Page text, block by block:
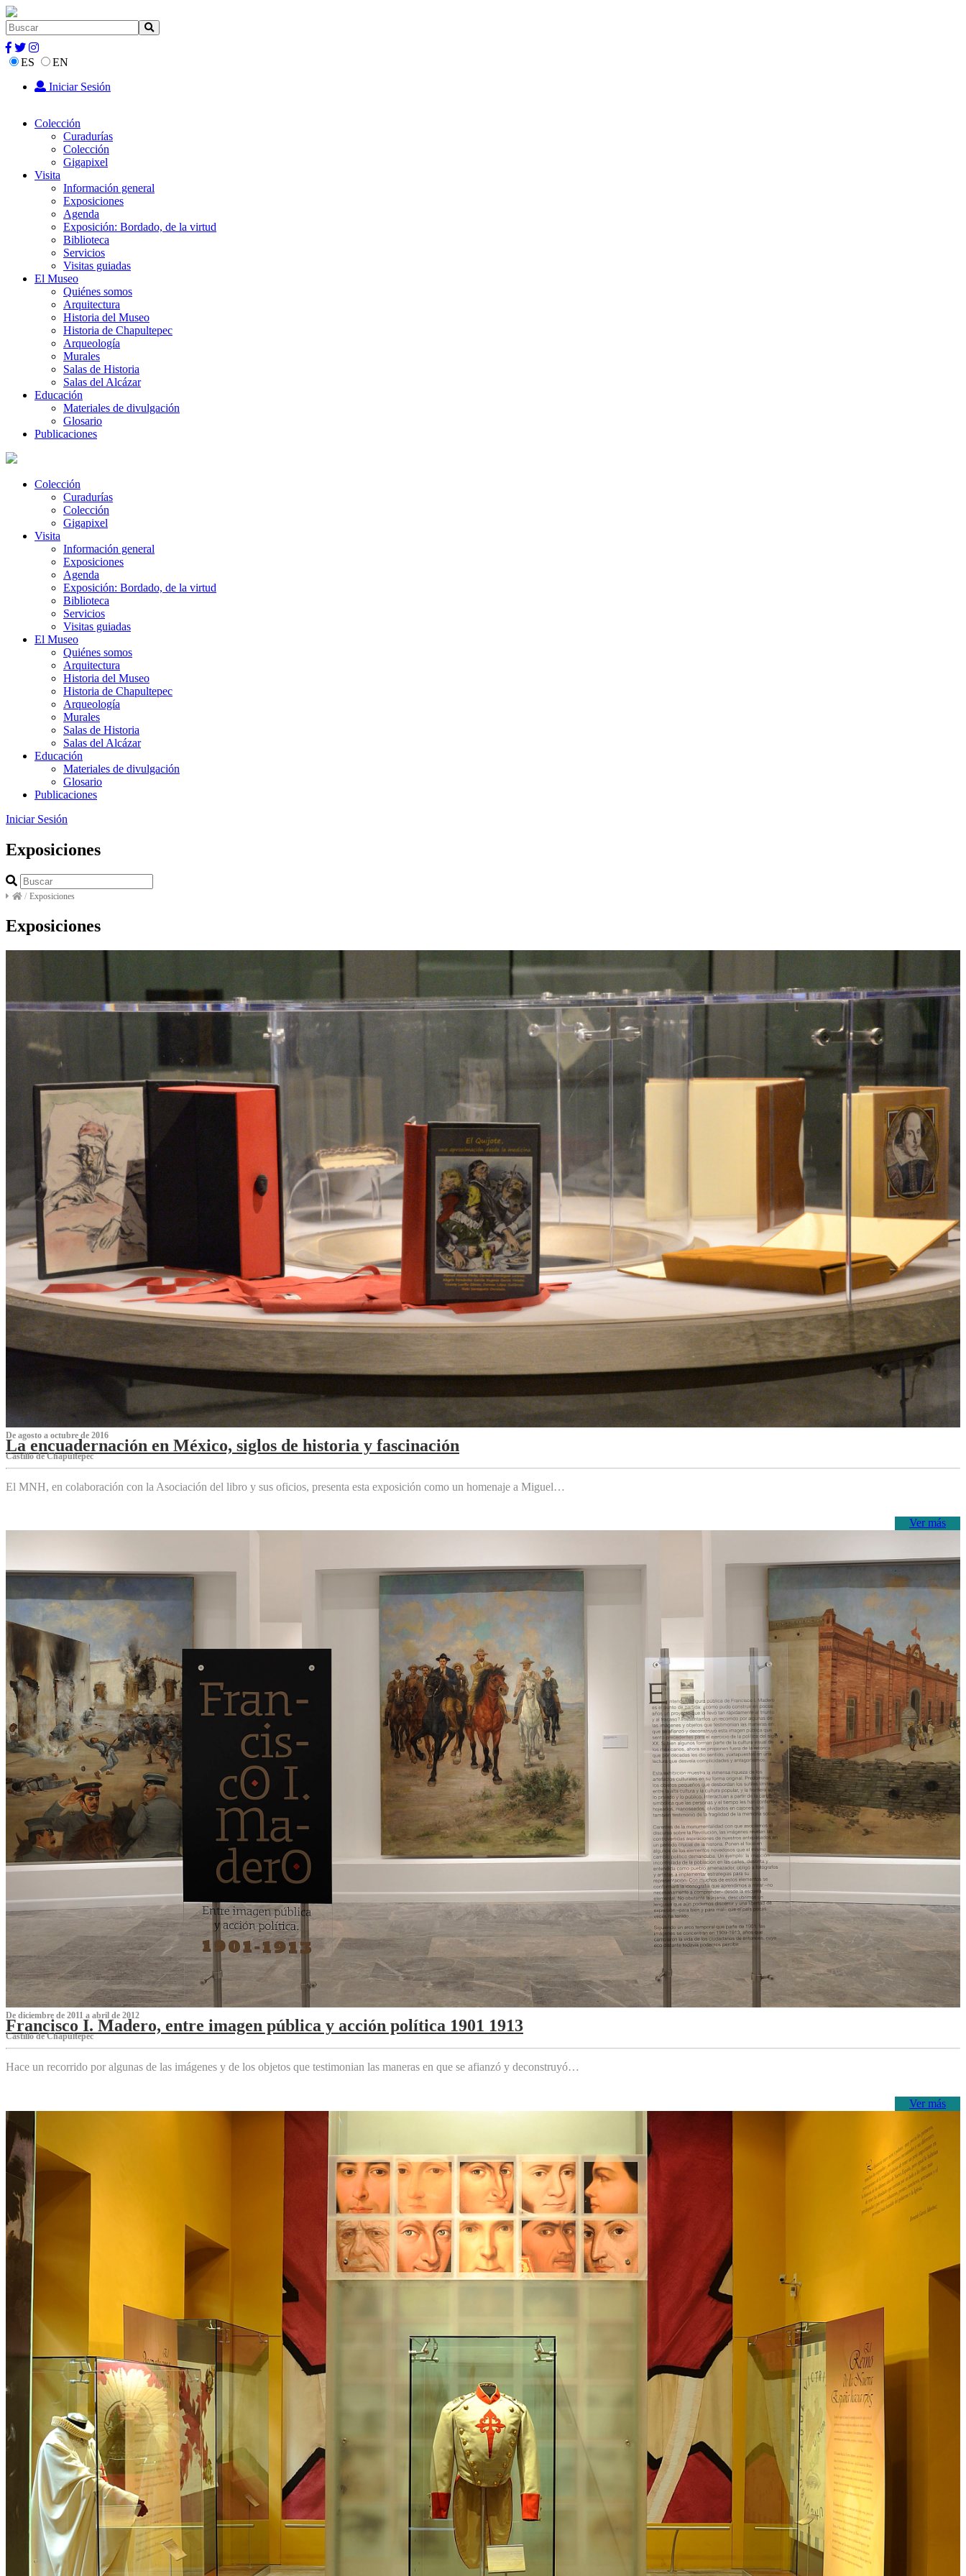
ES
EN
Iniciar Sesión
Colección
Curadurías
Colección
Gigapixel
Visita
Información general
Exposiciones
Agenda
Exposición: Bordado, de la virtud
Biblioteca
Servicios
Visitas guiadas
El Museo
Quiénes somos
Arquitectura
Historia del Museo
Historia de Chapultepec
Arqueología
Murales
Salas de Historia
Salas del Alcázar
Educación
Materiales de divulgación
Glosario
Publicaciones
Colección
Curadurías
Colección
Gigapixel
Visita
Información general
Exposiciones
Agenda
Exposición: Bordado, de la virtud
Biblioteca
Servicios
Visitas guiadas
El Museo
Quiénes somos
Arquitectura
Historia del Museo
Historia de Chapultepec
Arqueología
Murales
Salas de Historia
Salas del Alcázar
Educación
Materiales de divulgación
Glosario
Publicaciones
Iniciar Sesión
Exposiciones
/ Exposiciones
Exposiciones
De agosto a octubre de 2016
La encuadernación en México, siglos de historia y fascinación
Castillo de Chapultepec
El MNH, en colaboración con la Asociación del libro y sus oficios, presenta esta exposición como un homenaje a Miguel…
Ver más
De diciembre de 2011 a abril de 2012
Francisco I. Madero, entre imagen pública y acción política 1901 1913
Castillo de Chapultepec
Hace un recorrido por algunas de las imágenes y de los objetos que testimonian las maneras en que se afianzó y deconstruyó…
Ver más